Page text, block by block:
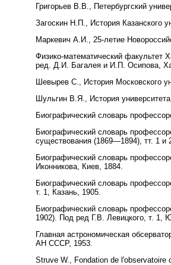
Григорьев В.В., Петербургский
Загоскин Н.П., История Казанского
Маркевич А.И., 25-летие
Физико-математический факультет
ред. Д.И. Багалея и И.П. Осипова,
Шевырев С., История Московского
Шульгин В.Я., История
Биографический словарь
Биографический словарь
существования (1869—1894), тт. 1
Биографический словарь
Иконникова, Киев, 1884.
Биографический словарь
т. 1, Казань, 1905.
Биографический словарь
1902). Под ред Г.В. Левицкого, т. 1,
Главная астрономическая
АН СССР, 1953.
Struve W., Fondation de